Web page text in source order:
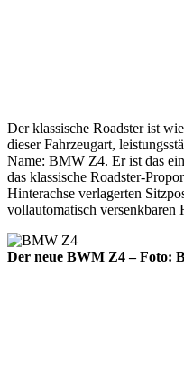
Der klassische Roadster ist
dieser Fahrzeugart,
Name: BMW Z4. Er ist das
das klassische Roadster-
Hinterachse verlagerten
vollautomatisch versenkbaren
Der neue BWM Z4 – Foto: